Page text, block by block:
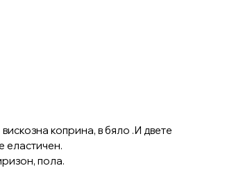
коприна, в бяло .И двете
еластичен.
пола.